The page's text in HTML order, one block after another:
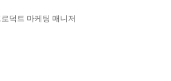
덕트 마케팅 매니저